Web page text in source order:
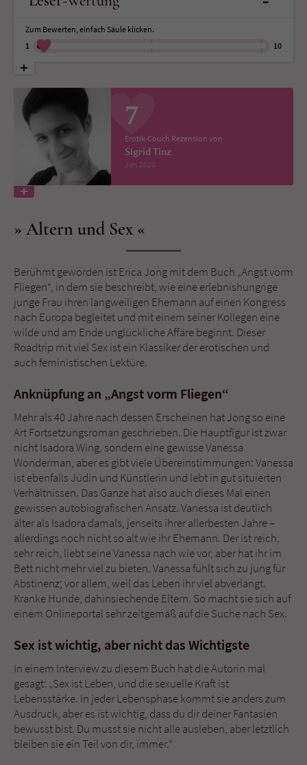
Zum Bewerten, einfach Säule klicken.
1
10
7
Erotik-Couch Rezension von
Sigrid Tinz
Jan 2020
Altern und Sex
Berühmt geworden ist Erica Jong mit dem Buch „Angst vorm
Fliegen“, in dem sie beschreibt, wie eine erlebnishungrige
junge Frau ihren langweiligen Ehemann auf einen Kongress
nach Europa begleitet und mit einem seiner Kollegen eine
wilde und am Ende unglückliche Affäre beginnt. Dieser
Roadtrip mit viel Sex ist ein Klassiker der erotischen und
auch feministischen Lektüre.
Anknüpfung an „Angst vorm Fliegen“
Mehr als 40 Jahre nach dessen Erscheinen hat Jong so eine
Art Fortsetzungsroman geschrieben. Die Hauptfigur ist zwar
nicht Isadora Wing, sondern eine gewisse Vanessa
Wonderman, aber es gibt viele Übereinstimmungen: Vanessa
ist ebenfalls Jüdin und Künstlerin und lebt in gut situierten
Verhältnissen. Das Ganze hat also auch dieses Mal einen
gewissen autobiografischen Ansatz. Vanessa ist deutlich
älter als Isadora damals, jenseits ihrer allerbesten Jahre –
allerdings noch nicht so alt wie ihr Ehemann. Der ist reich,
sehr reich, liebt seine Vanessa nach wie vor, aber hat ihr im
Bett nicht mehr viel zu bieten. Vanessa fühlt sich zu jung für
Abstinenz; vor allem, weil das Leben ihr viel abverlangt.
Kranke Hunde, dahinsiechende Eltern. So macht sie sich auf
einem Onlineportal sehr zeitgemäß auf die Suche nach Sex.
Sex ist wichtig, aber nicht das Wichtigste
In einem Interview zu diesem Buch hat die Autorin mal
gesagt: „Sex ist Leben, und die sexuelle Kraft ist
Lebensstärke. In jeder Lebensphase kommt sie anders zum
Ausdruck, aber es ist wichtig, dass du dir deiner Fantasien
bewusst bist. Du musst sie nicht alle ausleben, aber letztlich
bleiben sie ein Teil von dir, immer.“
Name tx_pwcomments_ahash
Laufzeit
Zweck Cookie für Kommentare einzelner Buchtitel
Name fe_typo_user
Laufzeit Session
Zweck
Dieses Cookie gewährleistet die
Kommunikation der Webseite mit dem
Benutzer. Es wird benötigt um z. B. den
Sicherheitscode des Kontaktformulars zu
überprüfen.